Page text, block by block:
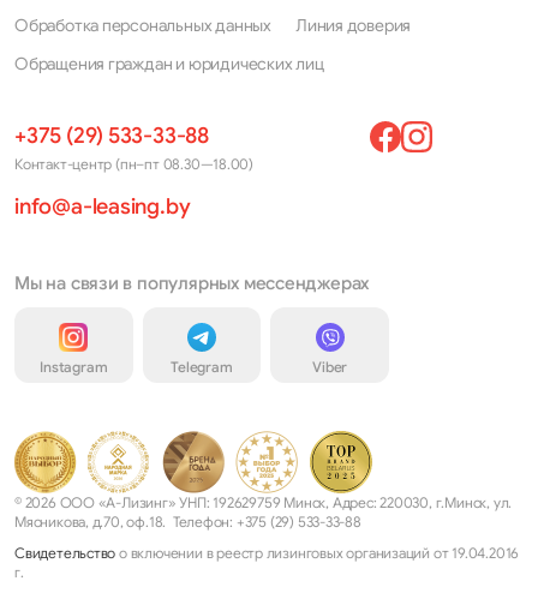
Обработка персональных данных
Линия доверия
Обращения граждан и юридических лиц
+375 (29) 533-33-88
Контакт-центр (пн–пт 08.30—18.00)
info@a-leasing.by
Мы на связи в популярных мессенджерах
Instagram Telegram Viber
© 2026 ООО «А-Лизинг» УНП: 192629759 Минск, Адрес: 220030, г.Минск, ул.
Мясникова, д.70, оф.18. Телефон: +375 (29) 533-33-88
Свидетельство о включении в реестр лизинговых организаций от 19.04.2016
г.